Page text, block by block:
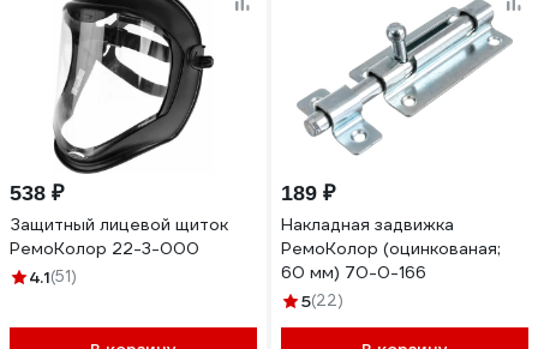
538 ₽
Защитный лицевой щиток
РемоКолор 22-3-000
4.1(51)
189 ₽
Накладная задвижка
РемоКолор (оцинкованая;
60 мм) 70-0-166
5(22)